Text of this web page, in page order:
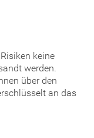
keine
werden.
über den
an das